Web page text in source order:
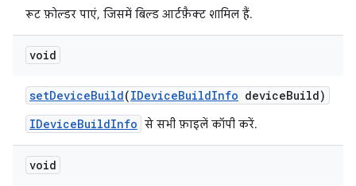
रूट फ़ोल्डर पाएं, जिसमें बिल्ड आर्टफ़ैक्ट शामिल हैं.
void
setDeviceBuild(IDeviceBuildInfo deviceBuild)
IDeviceBuildInfo से सभी फ़ाइलें कॉपी करें.
void